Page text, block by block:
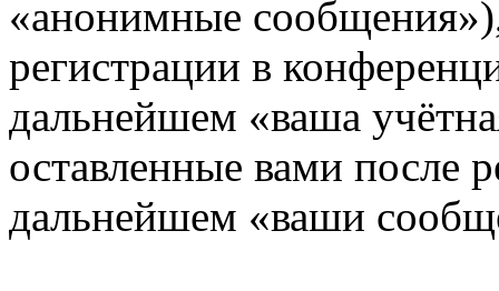
«анонимные
регистрации в
дальнейшем «ваша
оставленные вами после
дальнейшем «ваши